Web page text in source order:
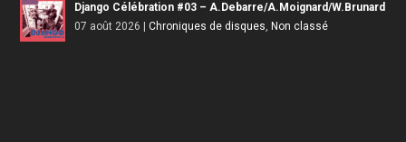
Django Célébration #03 – A.Debarre/A.Moignard/W.Brunard
07 août 2026
|Chroniques de disques, Non classé